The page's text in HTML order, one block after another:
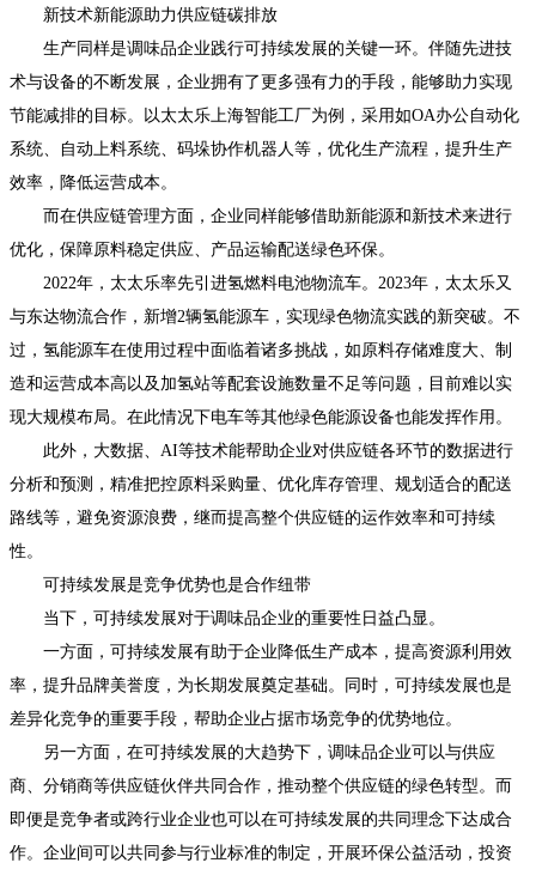
新技术新能源助力供应链碳排放
生产同样是调味品企业践行可持续发展的关键一环。伴随先进技
术与设备的不断发展，企业拥有了更多强有力的手段，能够助力实现
节能减排的目标。以太太乐上海智能工厂为例，采用如OA办公自动化
系统、自动上料系统、码垛协作机器人等，优化生产流程，提升生产
效率，降低运营成本。
而在供应链管理方面，企业同样能够借助新能源和新技术来进行
优化，保障原料稳定供应、产品运输配送绿色环保。
2022年，太太乐率先引进氢燃料电池物流车。2023年，太太乐又
与东达物流合作，新增2辆氢能源车，实现绿色物流实践的新突破。不
过，氢能源车在使用过程中面临着诸多挑战，如原料存储难度大、制
造和运营成本高以及加氢站等配套设施数量不足等问题，目前难以实
现大规模布局。在此情况下电车等其他绿色能源设备也能发挥作用。
此外，大数据、AI等技术能帮助企业对供应链各环节的数据进行
分析和预测，精准把控原料采购量、优化库存管理、规划适合的配送
路线等，避免资源浪费，继而提高整个供应链的运作效率和可持续
性。
可持续发展是竞争优势也是合作纽带
当下，可持续发展对于调味品企业的重要性日益凸显。
一方面，可持续发展有助于企业降低生产成本，提高资源利用效
率，提升品牌美誉度，为长期发展奠定基础。同时，可持续发展也是
差异化竞争的重要手段，帮助企业占据市场竞争的优势地位。
另一方面，在可持续发展的大趋势下，调味品企业可以与供应
商、分销商等供应链伙伴共同合作，推动整个供应链的绿色转型。而
即便是竞争者或跨行业企业也可以在可持续发展的共同理念下达成合
作。企业间可以共同参与行业标准的制定，开展环保公益活动，投资